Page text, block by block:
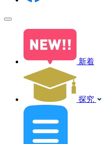
新着
探究